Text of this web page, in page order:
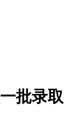
批录取